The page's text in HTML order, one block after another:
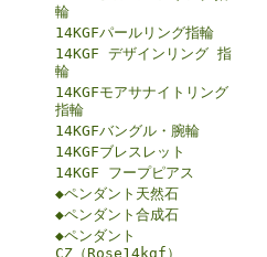
輪
14KGFパールリング指輪
14KGF デザインリング 指
輪
14KGFモアサナイトリング
指輪
14KGFバングル・腕輪
14KGFブレスレット
14KGF フープピアス
◆ペンダント天然石
◆ペンダント合成石
◆ペンダント
CZ（Rose14kgf）